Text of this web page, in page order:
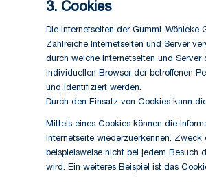
3. Cookies
Die Internetseiten der Gummi-Wöhleke
Zahlreiche Internetseiten und Server
durch welche Internetseiten und
individuellen Browser der betroffenen
und identifiziert werden.
Durch den Einsatz von Cookies kann
Mittels eines Cookies können die
Internetseite wiederzuerkennen. Zweck
beispielsweise nicht bei jedem Besuch
wird. Ein weiteres Beispiel ist das